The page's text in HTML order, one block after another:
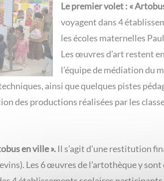
Le premier volet : «
voyagent dans 4
les écoles maternelles
Les œuvres d’art restent
l’équipe de médiation du
ainsi que quelques pistes
des productions réalisées par les
en ville ». Il s’agit d’une restitution
Les 6 œuvres de l’artothèque y